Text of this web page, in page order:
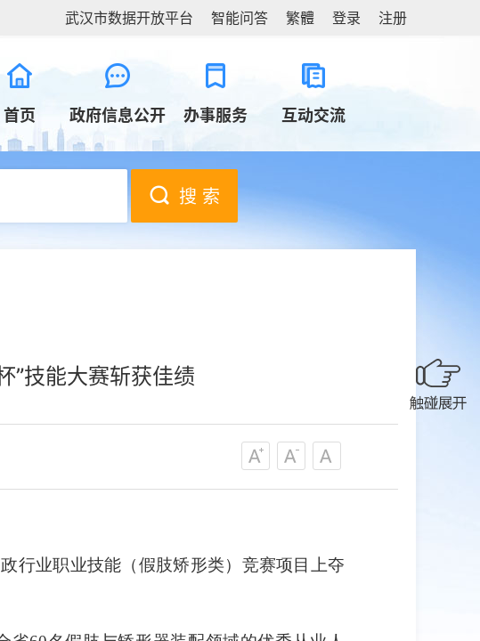
武汉市数据开放平台 智能问答 繁體 登录 注册
首页 政府信息公开 办事服务 互动交流
搜 索
”技能大赛斩获佳绩
行业职业技能（假肢矫形类）竞赛项目上夺